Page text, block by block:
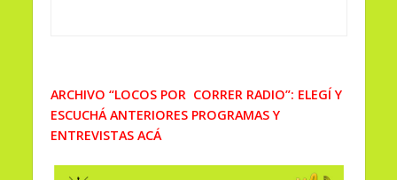
ARCHIVO “LOCOS POR CORRER RADIO”: ELEGÍ Y
ESCUCHÁ ANTERIORES PROGRAMAS Y
ENTREVISTAS ACÁ